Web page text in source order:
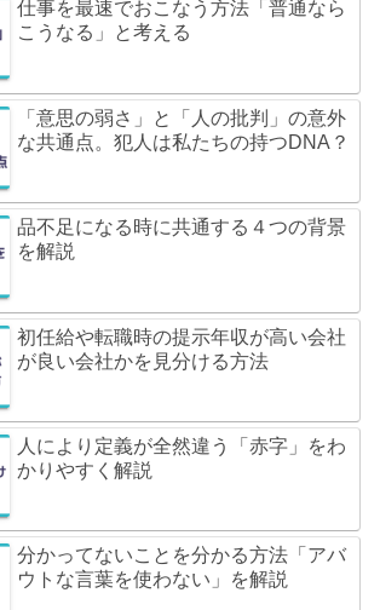
仕事を最速でおこなう方法「普通なら
こうなる」と考える
「意思の弱さ」と「人の批判」の意外
な共通点。犯人は私たちの持つDNA？
品不足になる時に共通する４つの背景
を解説
初任給や転職時の提示年収が高い会社
が良い会社かを見分ける方法
人により定義が全然違う「赤字」をわ
かりやすく解説
分かってないことを分かる方法「アバ
ウトな言葉を使わない」を解説